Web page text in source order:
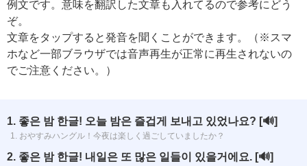
例文です。意味を翻訳した文章も入れてるので参考にどう
ぞ。
文章をタップすると発音を聞くことができます。（※スマ
ホなど一部ブラウザでは音声再生が正常に再生されないの
でご注意ください。）
1. 좋은 밤 한글! 오늘 밤은 즐겁게 보내고 있었나요? [🔊]
1. おやすみハングル！今夜は楽しく過ごしていましたか？
2. 좋은 밤 한글! 내일은 또 많은 일들이 있을거에요. [🔊]